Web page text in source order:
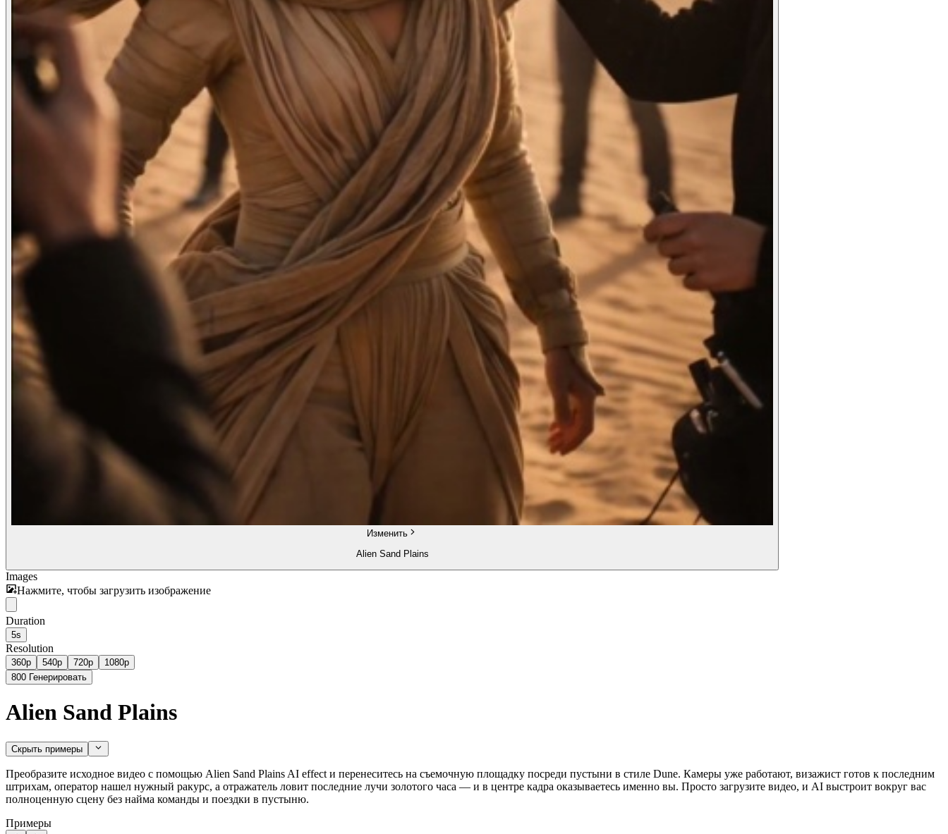
Изменить
Alien Sand Plains
Images
Нажмите, чтобы загрузить изображение
Duration
5s
Resolution
360p 540p 720p
1080p
800 Генерировать
Alien Sand Plains
Скрыть примеры
Преобразите исходное видео с помощью Alien Sand Plains AI effect и перенеситесь на съемочную площадку посреди пустыни в стиле Dune. Камеры уже работают, визажист готов к последним
штрихам, оператор нашел нужный ракурс, а отражатель ловит последние лучи золотого часа — и в центре кадра оказываетесь именно вы. Просто загрузите видео, и AI выстроит вокруг вас
полноценную сцену без найма команды и поездки в пустыню.
Примеры